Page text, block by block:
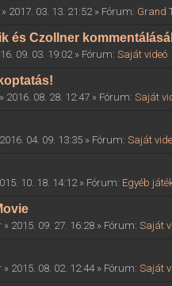
» 2017. 03. 13. 21:52 » Fórum: Grand
és Czollner
09. 03. 19:02 » Fórum:Saját videó
» 2016. 08. 28. 12:47 » Fórum:Saját
04. 09. 13:35 » Fórum:Saját
10. 18. 14:12 » Fórum: Egyéb
» 2015. 09. 27. 16:28 » Fórum:Saját
» 2015. 08. 02. 12:44 » Fórum:Saját